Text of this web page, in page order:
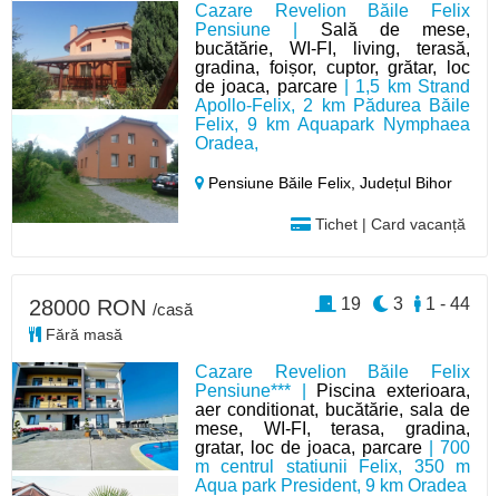
Cazare Revelion Băile Felix
Pensiune | Sală de mese,
bucătărie, WI-FI, living, terasă,
gradina, foișor, cuptor, grătar, loc
de joaca, parcare| 1,5 km Strand
Apollo-Felix, 2 km Pădurea Băile
Felix, 9 km Aquapark Nymphaea
Oradea,
Pensiune Băile Felix,Județul Bihor
Tichet | Card vacanță
Cazare Revelion Băile Felix
Pensiune*** | Piscina exterioara,
aer conditionat, bucătărie, sala de
mese, WI-FI, terasa, gradina,
gratar, loc de joaca, parcare | 700
m centrul statiunii Felix, 350 m
Aqua park President, 9 km Oradea
28000 RON /casă
Fără masă
1 - 44
3
19